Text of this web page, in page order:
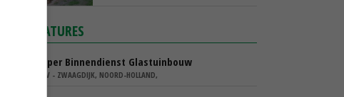
VACATURES
Verkoper Binnendienst Glastuinbouw
KARO BV - ZWAAGDIJK, NOORD-HOLLAND,